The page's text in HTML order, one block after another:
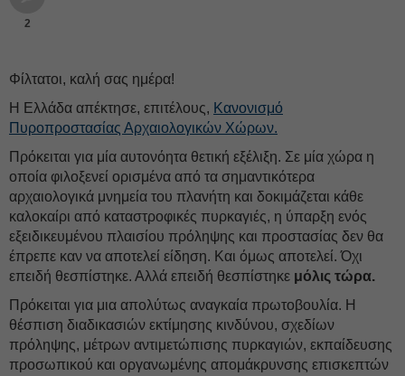
2
Φίλτατοι, καλή σας ημέρα!
Η Ελλάδα απέκτησε, επιτέλους, Κανονισμό
Πυροπροστασίας Αρχαιολογικών Χώρων.
Πρόκειται για μία αυτονόητα θετική εξέλιξη. Σε μία χώρα η
οποία φιλοξενεί ορισμένα από τα σημαντικότερα
αρχαιολογικά μνημεία του πλανήτη και δοκιμάζεται κάθε
καλοκαίρι από καταστροφικές πυρκαγιές, η ύπαρξη ενός
εξειδικευμένου πλαισίου πρόληψης και προστασίας δεν θα
έπρεπε καν να αποτελεί είδηση. Και όμως αποτελεί. Όχι
επειδή θεσπίστηκε. Αλλά επειδή θεσπίστηκε μόλις τώρα.
Πρόκειται για μια απολύτως αναγκαία πρωτοβουλία. Η
θέσπιση διαδικασιών εκτίμησης κινδύνου, σχεδίων
πρόληψης, μέτρων αντιμετώπισης πυρκαγιών, εκπαίδευσης
προσωπικού και οργανωμένης απομάκρυνσης επισκεπτών